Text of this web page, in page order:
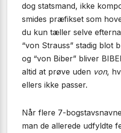
dog statsmand, ikke
smides præfikset som
du kun tæller selve
“von Strauss” stadig blot
og “von Biber” bliver
altid at prøve uden von,
ellers ikke passer.
Når flere 7-
man de allerede udfyldte